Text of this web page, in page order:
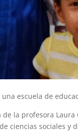
escuela de
la profesora
ciencias sociales